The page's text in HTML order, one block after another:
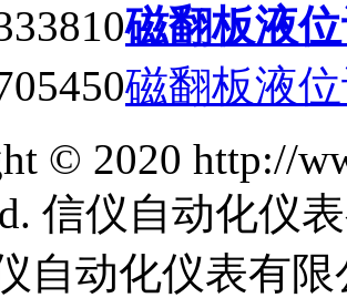
磁翻板液
磁翻板液
© 2020 http://
信仪自动化仪
自动化仪表有